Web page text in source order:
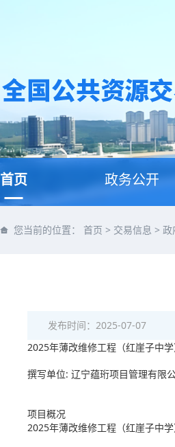
首页 政务公开
您当前的位置： 首页 > 交易信息 > 政
发布时间： 2025-07-07
2025年薄改维修工程（红崖子中
撰写单位: 辽宁蕴珩项目管理有限
项目概况
2025年薄改维修工程（红崖子中